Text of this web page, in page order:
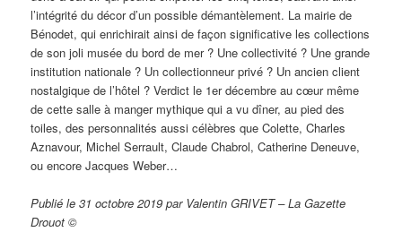
l’intégrité du décor d’un possible démantèlement. La mairie de
Bénodet, qui enrichirait ainsi de façon significative les collections
de son joli musée du bord de mer ? Une collectivité ? Une grande
institution nationale ? Un collectionneur privé ? Un ancien client
nostalgique de l’hôtel ? Verdict le 1er décembre au cœur même
de cette salle à manger mythique qui a vu dîner, au pied des
toiles, des personnalités aussi célèbres que Colette, Charles
Aznavour, Michel Serrault, Claude Chabrol, Catherine Deneuve,
ou encore Jacques Weber…
Publié le 31 octobre 2019 par Valentin GRIVET – La Gazette
Drouot ©